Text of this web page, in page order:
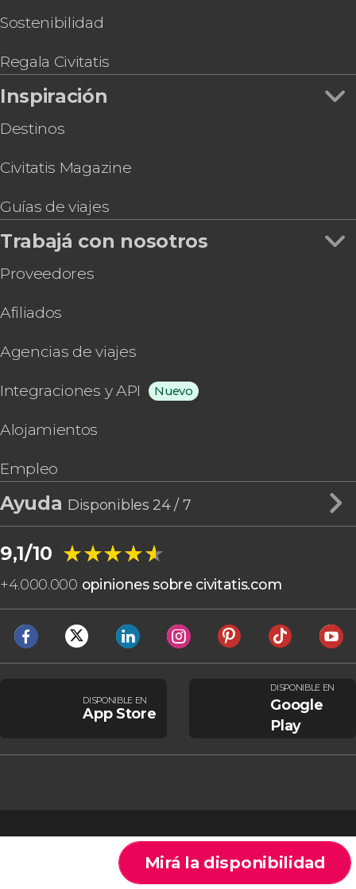
Mirá la disponibilidad
Sostenibilidad
Regala Civitatis
Inspiración
Destinos
Civitatis Magazine
Guías de viajes
Trabajá con nosotros
Proveedores
Afiliados
Agencias de viajes
Integraciones y API Nuevo
Alojamientos
Empleo
Ayuda Disponibles 24 / 7
9,1/10 ★★★★★
★★★★★
+4.000.000 opiniones sobre civitatis.com
DISPONIBLE EN
App Store
DISPONIBLE EN
Google
Play
Condiciones generales Aviso legal Política de privacidad Cookies